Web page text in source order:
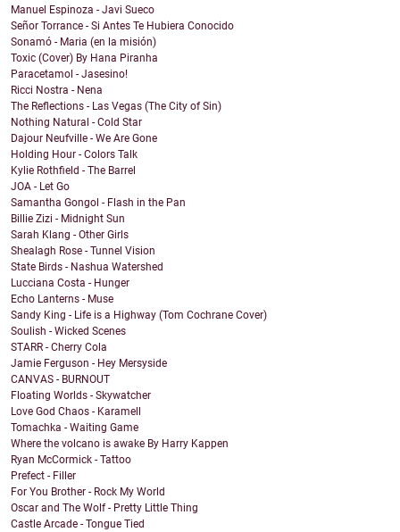
Manuel Espinoza - Javi Sueco
Señor Torrance - Si Antes Te Hubiera Conocido
Sonamó - Maria (en la misión)
Toxic (Cover) By Hana Piranha
Paracetamol - Jasesino!
Ricci Nostra - Nena
The Reflections - Las Vegas (The City of Sin)
Nothing Natural - Cold Star
Dajour Neufville - We Are Gone
Holding Hour - Colors Talk
Kylie Rothfield - The Barrel
JOA - Let Go
Samantha Gongol - Flash in the Pan
Billie Zizi - Midnight Sun
Sarah Klang - Other Girls
Shealagh Rose - Tunnel Vision
State Birds - Nashua Watershed
Lucciana Costa - Hunger
Echo Lanterns - Muse
Sandy King - Life is a Highway (Tom Cochrane Cover)
Soulish - Wicked Scenes
STARR - Cherry Cola
Jamie Ferguson - Hey Mersyside
CANVAS - BURNOUT
Floating Worlds - Skywatcher
Love God Chaos - Karamell
Tomachka - Waiting Game
Where the volcano is awake By Harry Kappen
Ryan McCormick - Tattoo
Prefect - Filler
For You Brother - Rock My World
Oscar and The Wolf - Pretty Little Thing
Castle Arcade - Tongue Tied